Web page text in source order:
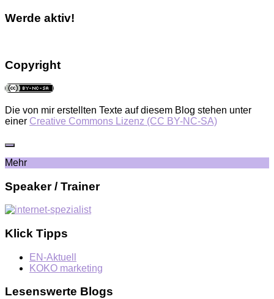
Werde aktiv!
Copyright
Die von mir erstellten Texte auf diesem Blog stehen unter
einer Creative Commons Lizenz (CC BY-NC-SA)
Mehr
Speaker / Trainer
Klick Tipps
EN-Aktuell
KOKO marketing
Lesenswerte Blogs